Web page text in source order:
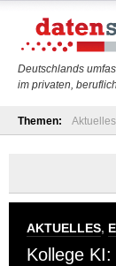
Deutschlands
im privaten,
Themen: Aktuelles
AKTUELLES,
Kollege